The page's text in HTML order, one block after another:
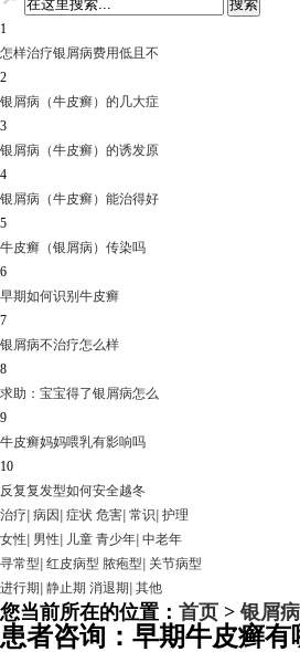
1
怎样治疗银屑病费用低且不
2
银屑病（牛皮癣）的几大症
3
银屑病（牛皮癣）的诱发原
4
银屑病（牛皮癣）能治得好
5
牛皮癣（银屑病）传染吗
6
早期如何识别牛皮癣
7
银屑病不治疗怎么样
8
求助：宝宝得了银屑病怎么
9
牛皮癣妈妈喂乳有影响吗
10
反复复发型如何安全越冬
治疗 病因 症状 危害 常识 护理
女性 男性 儿童 青少年 中老年
寻常型 红皮病型 脓疱型 关节病型
进行期 静止期 消退期 其他
您当前所在的位置： 首页 >银屑
患者咨询：早期牛皮癣有